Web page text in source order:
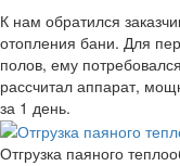
К нам обратился
отопления бани. Для
полов, ему
рассчитал аппарат,
за 1 день.
Отгрузка паяного